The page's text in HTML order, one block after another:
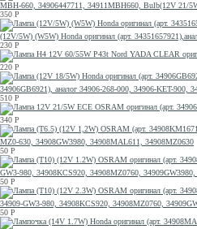
MBH-660, 34906447711, 34911MBH660, Bulb(12V 21/
350 Р
(12V/5W) (W5W) Honda оригинал (арт.
230 Р
220 Р
34906GB6921), аналог 34906-268-000, 34906-KET-
510 Р
340 Р
MZ0-630, 34908GW3980, 34908MAL611, 34908MZ0630
50 Р
GW3-980, 34908KCS920, 34908MZ0760,
50 Р
34909-GW3-980, 34908KCS920, 34908MZ0760,
50 Р